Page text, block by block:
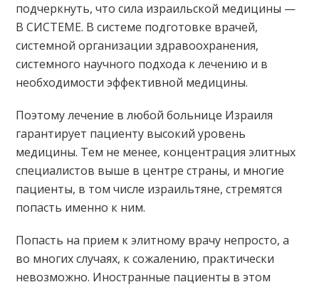
подчеркнуть, что сила израильской медицины —
В СИСТЕМЕ. В системе подготовке врачей,
системной организации здравоохранения,
системного научного подхода к лечению и в
необходимости эффективной медицины.
Поэтому лечение в любой больнице Израиля
гарантирует пациенту высокий уровень
медицины. Тем не менее, концентрация элитных
специалистов выше в центре страны, и многие
пациенты, в том числе израильтяне, стремятся
попасть именно к ним.
Попасть на прием к элитному врачу непросто, а
во многих случаях, к сожалению, практически
невозможно. Иностранные пациенты в этом